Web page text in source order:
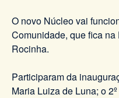
O novo Núcleo vai
Comunidade, que fica
Rocinha.
Participaram da
Maria Luiza de Luna; o